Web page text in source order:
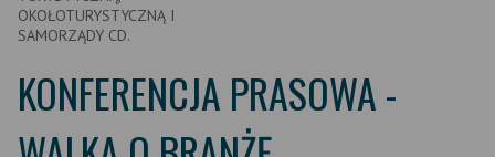
OKOŁOTURYSTYCZNĄ I
SAMORZĄDY CD.
KONFERENCJA PRASOWA -